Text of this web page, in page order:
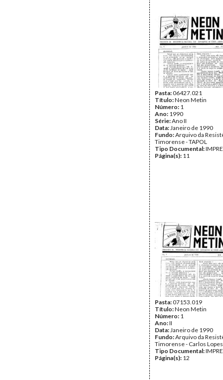
Pasta:06427.021
Título:Neon Metin
Número: 1
Ano: 1990
Série:Ano II
Data:Janeiro de 1990
Fundo:Arquivo da
Timorense - TAPOL
Tipo Documental:
Página(s): 11
Pasta:07153.019
Título:Neon Metin
Número: 1
Ano:II
Data:Janeiro de 1990
Fundo:Arquivo da
Timorense - Carlos Lopes
Tipo Documental:
Página(s): 12